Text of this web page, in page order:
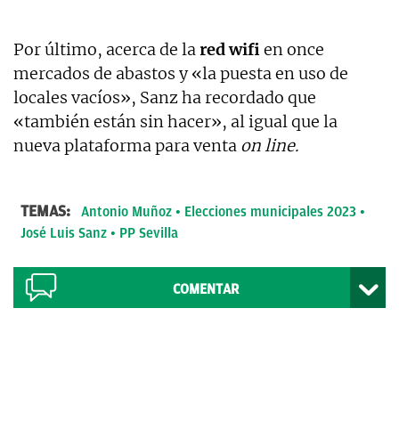
Por último, acerca de lared wifien once
mercados de abastos y «la puesta en uso de
locales vacíos», Sanz ha recordado que
«también están sin hacer», al igual que la
nueva plataforma para venta on line.
TEMAS: Antonio Muñoz
Elecciones municipales 2023
José Luis Sanz
PP Sevilla
COMENTAR